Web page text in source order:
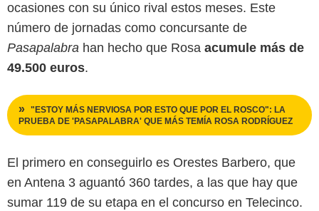
ocasiones con su único rival estos meses. Este
número de jornadas como concursante de
Pasapalabra han hecho que Rosa acumule más de
49.500 euros.
"ESTOY MÁS NERVIOSA POR ESTO QUE POR EL ROSCO": LA
PRUEBA DE 'PASAPALABRA' QUE MÁS TEMÍA ROSA RODRÍGUEZ
El primero en conseguirlo es Orestes Barbero, que
en Antena 3 aguantó 360 tardes, a las que hay que
sumar 119 de su etapa en el concurso en Telecinco.